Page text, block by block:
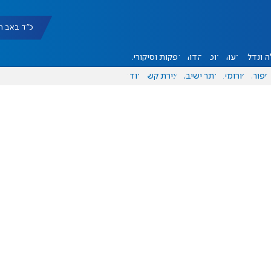
כ"ד באב תשפ"ו
ונדל"ן דעות אוכל יהדות הפקות וסיקורים
ספורט פורומים אתר ישיבה יצירת קשר עוד